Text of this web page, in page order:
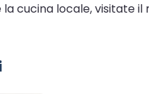
cucina locale, visitate